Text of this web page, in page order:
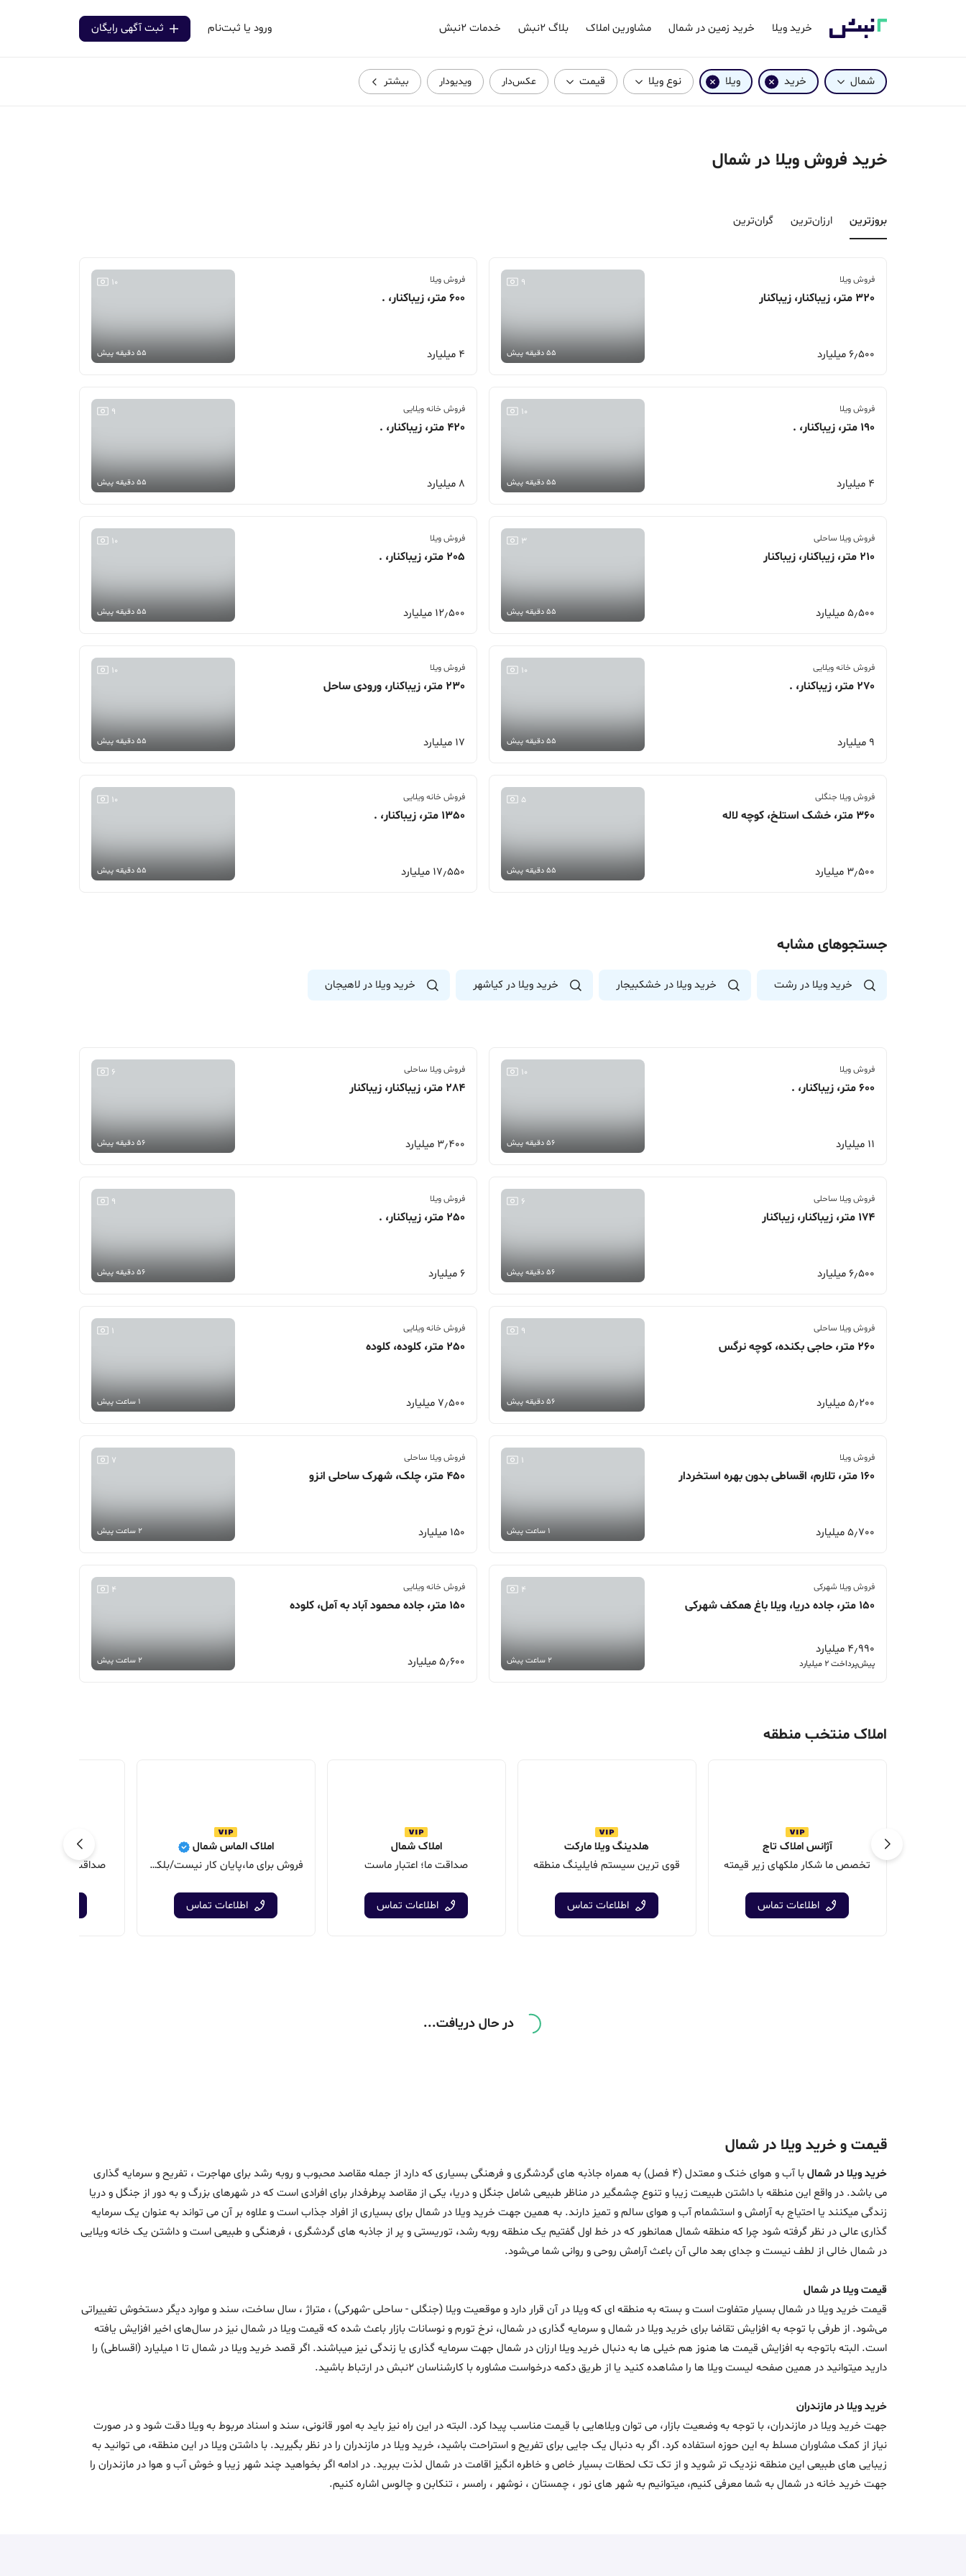
خرید ویلا خرید زمین در شمال مشاورین املاک بلاگ ۲نبش خدمات ۲نبش ورود یا ثبت‌نام ثبت آگهی رایگان
شمال خرید ویلا نوع ویلا قیمت عکس‌دار ویدیودار بیشتر
خرید فروش ویلا در شمال
بروزترین‌ ارزان‌ترین گران‌ترین
فروش ویلا
320 متر، زیباکنار، زیباکنار
6٫500 میلیارد
9
55 دقیقه پیش
فروش ویلا
600 متر، زیباکنار، .
4 میلیارد
10
55 دقیقه پیش
فروش ویلا
190 متر، زیباکنار، .
4 میلیارد
10
55 دقیقه پیش
فروش خانه ویلایی
420 متر، زیباکنار، .
8 میلیارد
9
55 دقیقه پیش
فروش ویلا ساحلی
210 متر، زیباکنار، زیباکنار
5٫500 میلیارد
3
55 دقیقه پیش
فروش ویلا
205 متر، زیباکنار، .
12٫500 میلیارد
10
55 دقیقه پیش
فروش خانه ویلایی
270 متر، زیباکنار، .
9 میلیارد
10
55 دقیقه پیش
فروش ویلا
230 متر، زیباکنار، ورودی ساحل
17 میلیارد
10
55 دقیقه پیش
فروش ویلا جنگلی
360 متر، خشک استلخ، کوچه لاله
3٫500 میلیارد
5
55 دقیقه پیش
فروش خانه ویلایی
1350 متر، زیباکنار، .
17٫550 میلیارد
10
55 دقیقه پیش
جستجوهای مشابه
خرید ویلا در رشت خرید ویلا در خشکبیجار خرید ویلا در کیاشهر خرید ویلا در لاهیجان
فروش ویلا
600 متر، زیباکنار، .
11 میلیارد
10
56 دقیقه پیش
فروش ویلا ساحلی
284 متر، زیباکنار، زیباکنار
3٫400 میلیارد
6
56 دقیقه پیش
فروش ویلا ساحلی
174 متر، زیباکنار، زیباکنار
6٫500 میلیارد
6
56 دقیقه پیش
فروش ویلا
250 متر، زیباکنار، .
6 میلیارد
9
56 دقیقه پیش
فروش ویلا ساحلی
260 متر، حاجی بکنده، کوچه نرگس
5٫200 میلیارد
9
56 دقیقه پیش
فروش خانه ویلایی
250 متر، کلوده، کلوده
7٫500 میلیارد
1
1 ساعت پیش
فروش ویلا
160 متر، تلارم، اقساطی بدون بهره استخردار
5٫700 میلیارد
1
1 ساعت پیش
فروش ویلا ساحلی
450 متر، چلک، شهرک ساحلی انزو
150 میلیارد
7
2 ساعت پیش
فروش ویلا شهرکی
150 متر، جاده دریا، ویلا باغ همکف شهرکی
4٫990 میلیارد
پیش‌پرداخت 2 میلیارد
4
2 ساعت پیش
فروش خانه ویلایی
150 متر، جاده محمود آباد به آمل، کلوده
5٫600 میلیارد
4
2 ساعت پیش
املاک منتخب منطقه
آژانس املاک تاج
تخصص ما شکار ملکهای زیر قیمته
اطلاعات تماس
هلدینگ ویلا مارکت
قوی ترین سیستم فایلینگ منطقه
اطلاعات تماس
املاک شمال
صداقت ما؛ اعتبار ماست
اطلاعات تماس
املاک الماس شمال
فروش برای ما،پایان کار نیست/بلکه شروع صادقانه یک تعهد است
اطلاعات تماس
صداقت ما = اعتماد و
در حال دریافت...
قیمت و خرید ویلا در شمال
خرید ویلا در شمالبا آب و هوای خنک و معتدل (4 فصل
) به همراه جاذبه های گردشگری و فرهنگی بسیاری که دارد از جمله مقاصد محبوب و روبه رشد برای مهاجرت ، تفریح و سرمایه گذاری
می باشد. در واقع این منطقه با داشتن طبیعت زیبا و تنوع چشمگیر در مناظر طبیعی شامل جنگل و دریا، یکی از مقاصد پرطرفدار برای افرادی است که در شهرهای بزرگ و به دور از جنگل و دریا
زندگی میکنند یا احتیاج به آرامش و استشمام آب و هوای سالم و تمیز دارند. به همین جهت خرید ویلا در شمال برای بسیاری از افراد جذاب است و علاوه بر آن می تواند به عنوان یک سرمایه
گذاری عالی در نظر گرفته شود چرا که منطقه شمال همانطور که در خط اول گفتیم یک منطقه روبه رشد، توریستی و پر از جاذبه های گردشگری ، فرهنگی و طبیعی است و داشتن یک خانه ویلایی
در شمال خالی از لطف نیست و جدای بعد مالی آن باعث آرامش روحی و روانی شما می‌شود.
قیمت ویلا در شمال
قیمت خرید ویلا در شمال بسیار متفاوت است و بسته به منطقه ای که ویلا در آن قرار دارد و موقعیت ویلا (جنگلی - ساحلی -شهرکی) ، متراژ ، سال ساخت، سند و موارد دیگر دستخوش تغییراتی
می‌شود. از طرفی با توجه به افزایش تقاضا برای خرید ویلا در شمال و سرمایه گذاری در شمال، نرخ تورم و نوسانات بازار باعث شده که قیمت‌ ویلا در شمال نیز در سال‌های اخیر افزایش یافته
است. البته باتوجه به افزایش قیمت ها هنوز هم خیلی ها به دنبال خرید ویلا ارزان در شمال جهت سرمایه گذاری یا زندگی نیز میباشند. اگر قصد خرید ویلا در شمال تا 1 میلیارد (اقساطی)
را
دارید میتوانید در همین صفحه لیست ویلا ها را مشاهده کنید یا از طریق دکمه درخواست مشاوره با کارشناسان 2نبش در ارتباط باشید.
خرید ویلا در مازندران
جهت خرید ویلا در مازندران، با توجه به وضعیت بازار، می توان ویلاهایی با قیمت مناسب پیدا کرد. البته در این راه نیز باید به امور قانونی، سند و اسناد مربوط به ویلا دقت شود و در صورت
نیاز از کمک مشاوران مسلط به این حوزه استفاده کرد. اگر به دنبال یک جایی برای تفریح و استراحت باشید، خرید ویلا در مازندران را در نظر بگیرید. با داشتن ویلا در این منطقه، می توانید به
زیبایی های طبیعی این منطقه نزدیک تر شوید و از تک تک لحظات بسیار خاص و خاطره انگیز اقامت در شمال لذت ببرید. در ادامه اگر بخواهید چند شهر زیبا و خوش آب و هوا در مازندران را
جهت خرید خانه در شمال به شما معرفی کنیم، میتوانیم به شهر های نور ، چمستان ، نوشهر ، رامسر ، تنکابن و چالوس اشاره کنیم.